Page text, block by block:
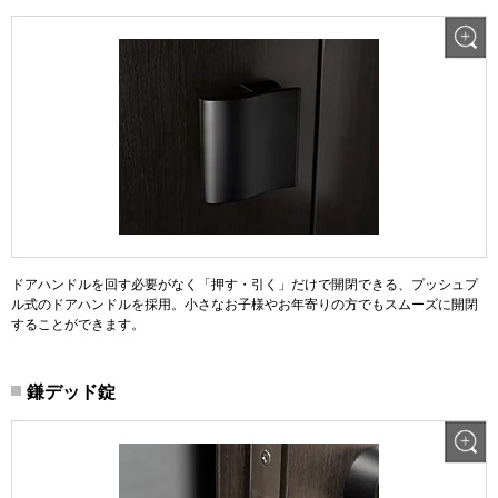
ドアハンドルを回す必要がなく「押す・引く」だけで開閉できる、プッシュプ
ル式のドアハンドルを採用。小さなお子様やお年寄りの方でもスムーズに開閉
することができます。
鎌デッド錠